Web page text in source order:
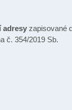
adresyzapisované
č. 354/2019 Sb.